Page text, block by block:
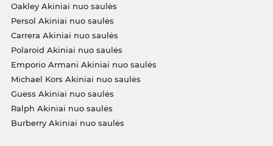
Oakley Akiniai nuo saulės
Persol Akiniai nuo saulės
Carrera Akiniai nuo saulės
Polaroid Akiniai nuo saulės
Emporio Armani Akiniai nuo saulės
Michael Kors Akiniai nuo saulės
Guess Akiniai nuo saulės
Ralph Akiniai nuo saulės
Burberry Akiniai nuo saulės